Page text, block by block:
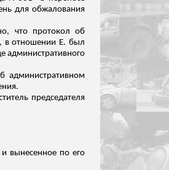
для обжалования
что протокол об
в отношении Е. был
административного
административном
председателя
вынесенное по его